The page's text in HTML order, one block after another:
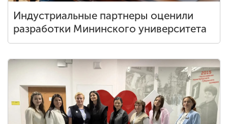
комиссия
Индустриальные партнеры оценили
разработки Мининского университета